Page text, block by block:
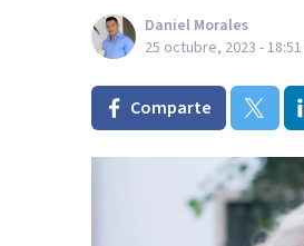
Daniel Morales
25 octubre, 2023 - 18:51
Comparte